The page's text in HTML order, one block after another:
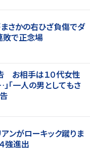
まさかの右ひざ負傷でダ
敗で正念場
お相手は１０代女性
「一人の男としてもさ
アンがローキック蹴りま
強進出